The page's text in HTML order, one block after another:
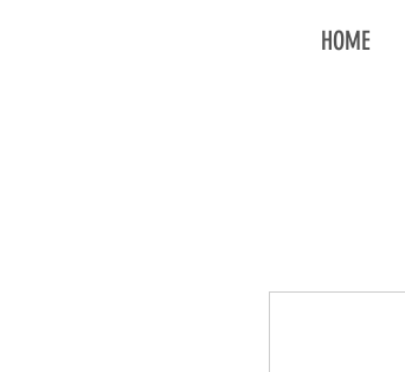
HOME